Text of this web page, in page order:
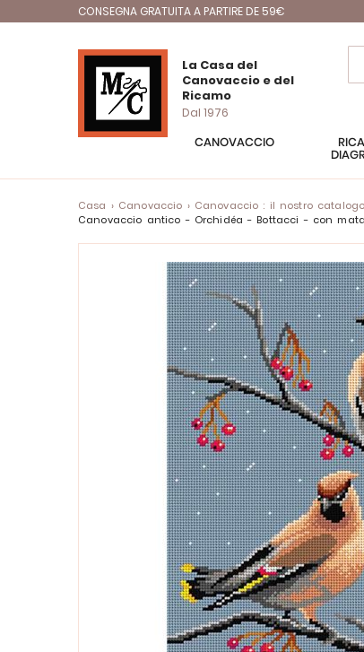
CONSEGNA GRATUITA A PARTIRE DE 59€
La Casa del
Canovaccio e del
Ricamo
Dal 1976
CANOVACCIO
Casa Canovaccio Canovaccio : il nostro
Canovaccio antico - Orchidéa - Bottacci - con